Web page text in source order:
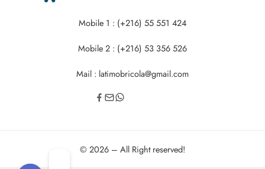
Mobile 1 : (+216) 55 551 424
Mobile 2 : (+216) 53 356 526
Mail : latimobricola@gmail.com
© 2026 – All Right reserved!